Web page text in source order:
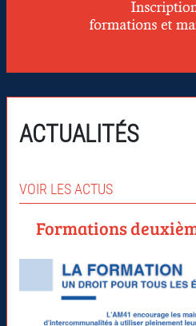
ACTUALITÉS
VOIR LES ACTUS
Formations